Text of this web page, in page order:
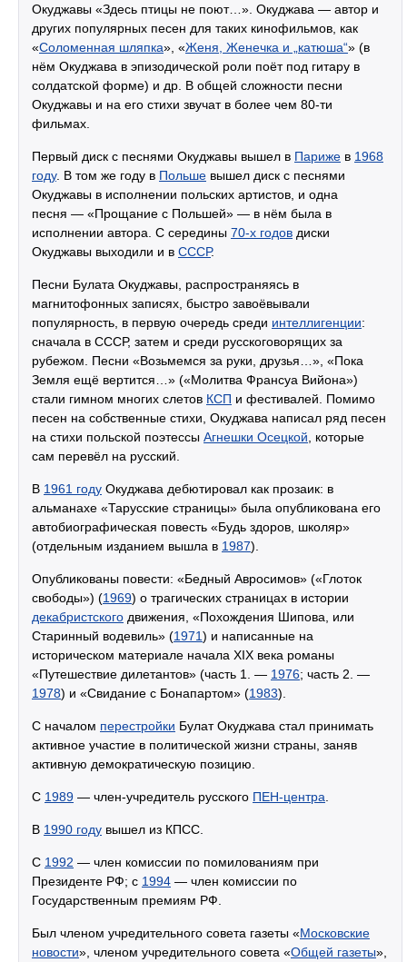
Окуджавы «Здесь птицы не поют…». Окуджава — автор и
других популярных песен для таких кинофильмов, как
«Соломенная шляпка», «Женя, Женечка и „катюша“» (в
нём Окуджава в эпизодической роли поёт под гитару в
солдатской форме) и др. В общей сложности песни
Окуджавы и на его стихи звучат в более чем 80-ти
фильмах.
Первый диск с песнями Окуджавы вышел в Париже в 1968
году. В том же году в Польше вышел диск с песнями
Окуджавы в исполнении польских артистов, и одна
песня — «Прощание с Польшей» — в нём была в
исполнении автора. С середины 70-х годов диски
Окуджавы выходили и в СССР.
Песни Булата Окуджавы, распространяясь в
магнитофонных записях, быстро завоёвывали
популярность, в первую очередь среди интеллигенции:
сначала в СССР, затем и среди русскоговорящих за
рубежом. Песни «Возьмемся за руки, друзья…», «Пока
Земля ещё вертится…» («Молитва Франсуа Вийона»)
стали гимном многих слетов КСП и фестивалей. Помимо
песен на собственные стихи, Окуджава написал ряд песен
на стихи польской поэтессы Агнешки Осецкой , которые
сам перевёл на русский.
В 1961 году Окуджава дебютировал как прозаик: в
альманахе «Тарусские страницы» была опубликована его
автобиографическая повесть «Будь здоров, школяр»
(отдельным изданием вышла в 1987).
Опубликованы повести: «Бедный Авросимов» («Глоток
свободы») (1969) о трагических страницах в истории
декабристского движения, «Похождения Шипова, или
Старинный водевиль» (1971) и написанные на
историческом материале начала XIX века романы
«Путешествие дилетантов» (часть 1. — 1976; часть 2. —
1978) и «Свидание с Бонапартом» (1983).
С началом перестройки Булат Окуджава стал принимать
активное участие в политической жизни страны, заняв
активную демократическую позицию.
С 1989 — член-учредитель русского ПЕН-центра
В 1990 году вышел из КПСС.
С 1992 — член комиссии по помилованиям при
Президенте РФ; с 1994 — член комиссии по
Государственным премиям РФ.
Был членом учредительного совета газеты «Московские
новости», членом учредительного совета «Общей газеты»,